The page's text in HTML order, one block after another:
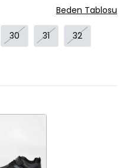
30 31 32
Beden Tablosu